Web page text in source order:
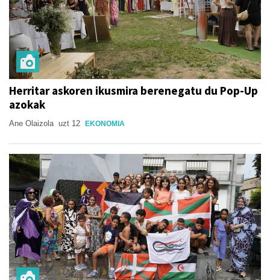
Herritar askoren ikusmira berenegatu du Pop-Up
azokak
Ane Olaizola uzt 12 EKONOMIA